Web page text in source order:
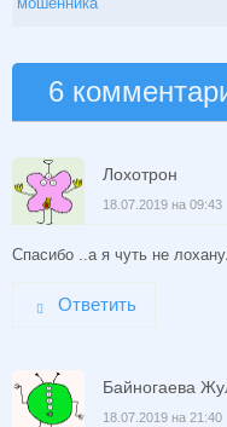
6
Лохотрон
18.07.2019 на 09:43
Спасибо ..а я чуть не
Ответить
Байногаева
18.07.2019 на 21:40